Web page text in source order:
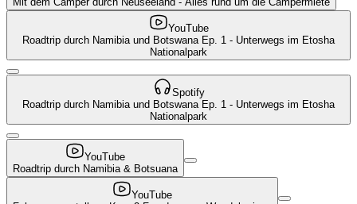
YouTube
Roadtrip durch Namibia und Botswana Ep. 1 - Unterwegs im Etosha
Nationalpark
Spotify
Roadtrip durch Namibia und Botswana Ep. 1 - Unterwegs im Etosha
Nationalpark
YouTube
Roadtrip durch Namibia & Botsuana
YouTube